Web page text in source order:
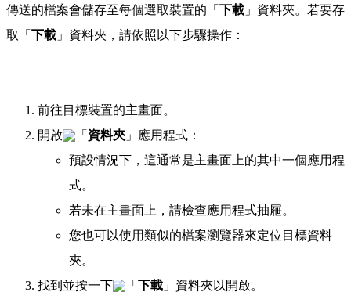
傳送的檔案會儲存至每個選取裝置的「 下載 」資料夾。若要存
取「 下載 」資料夾，請依照以下步驟操作：
前往目標裝置的主畫面。
開啟
「 資料夾 」應用程式：
預設情況下，這通常是主畫面上的其中一個應用程
式。
若未在主畫面上，請檢查應用程式抽屜。
您也可以使用類似的檔案瀏覽器來定位目標資料
夾。
找到並按一下
「 下載 」資料夾以開啟。